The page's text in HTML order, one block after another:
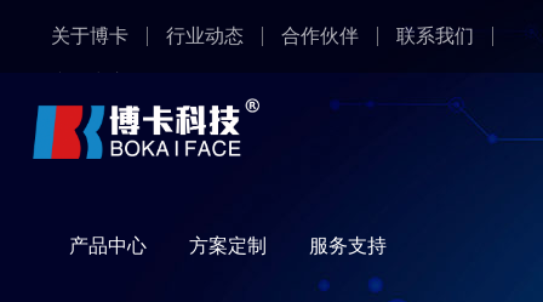
关于博卡 行业动态 合作伙伴 联系我们
产品中心 方案定制 服务支持